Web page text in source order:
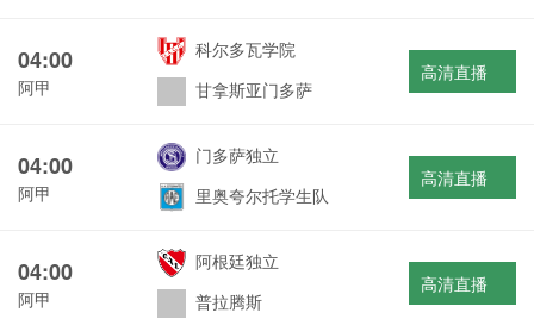
04:00
阿甲
科尔多瓦学院
甘拿斯亚门多萨
高清直播
04:00
阿甲
门多萨独立
里奥夸尔托学生队
高清直播
04:00
阿甲
阿根廷独立
普拉腾斯
高清直播